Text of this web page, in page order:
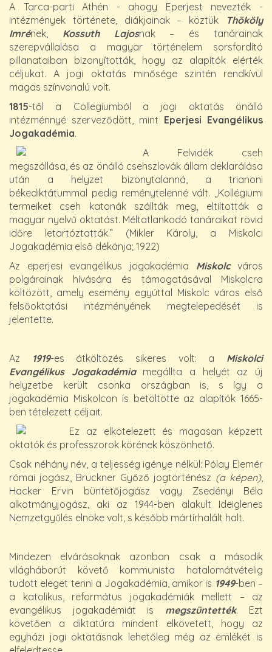
A Tarca-parti Athén - ahogy Eperjest nevezték -
intézmények története, diákjainak – köztük
Thököly
Imrének, Kossuth Lajosnak – és tanárainak
szerepvállalása a magyar történelem sorsfordító
pillanataiban bizonyították, hogy az alapítók elérték
céljukat. A jogi oktatás minősége szintén rendkívül
magas színvonalú volt.
1815-től a Collegiumból a jogi oktatás önálló
intézménnyé szerveződött, mint Eperjesi Evangélikus
Jogakadémia.
A Felvidék cseh
megszállása, és az önálló csehszlovák állam deklarálása
után a helyzet bizonytalanná, a trianoni
békediktátummal pedig reménytelenné vált. „Kollégiumi
termeiket cseh katonák szállták meg, eltiltották a
magyar nyelvű oktatást. Méltatlankodó tanáraikat rövid
időre letartóztatták.” (Mikler Károly, a Miskolci
Jogakadémia első dékánja; 1922)
Az eperjesi evangélikus jogakadémia Miskolcváros
polgárainak hívására és támogatásával Miskolcra
költözött, amely esemény egyúttal Miskolc város első
felsőoktatási intézményének megtelepedését is
jelentette.
Az 1919-es átköltözés sikeres volt: a Miskolci
Evangélikus Jogakadémiamegállta a helyét az új
helyzetbe került csonka országban is, s így a
jogakadémia Miskolcon is betöltötte az alapítók 1665-
ben tételezett céljait.
Ez az elkötelezett és magasan képzett
oktatók és professzorok körének köszönhető.
Csak néhány név, a teljesség igénye nélkül: Pólay Elemér
római jogász, Bruckner Győző jogtörténész (a képen),
Hacker Ervin büntetőjogász vagy Zsedényi Béla
alkotmányjogász, aki az 1944-ben alakult Ideiglenes
Nemzetgyűlés elnöke volt, s később mártírhalált halt.
Mindezen elvárásoknak azonban csak a második
világháborút követő kommunista hatalomátvételig
tudott eleget tenni a Jogakadémia, amikor is 1949-ben –
a katolikus, református jogakadémiák mellett – az
evangélikus jogakadémiát is megszüntették. Ezt
követően a diktatúra mindent elkövetett, hogy az
egyházi jogi oktatásnak lehetőleg még az emlékét is